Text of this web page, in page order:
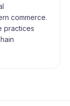
commerce.
practices